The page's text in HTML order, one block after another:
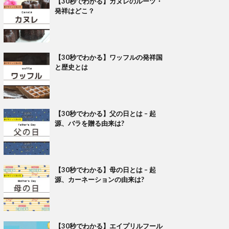
発祥はどこ？
【30秒でわかる】ワッフルの発祥国
と歴史とは
【30秒でわかる】父の日とは – 起
源、バラを贈る由来は?
【30秒でわかる】母の日とは – 起
源、カーネーションの由来は?
【30秒でわかる】エイプリルフール